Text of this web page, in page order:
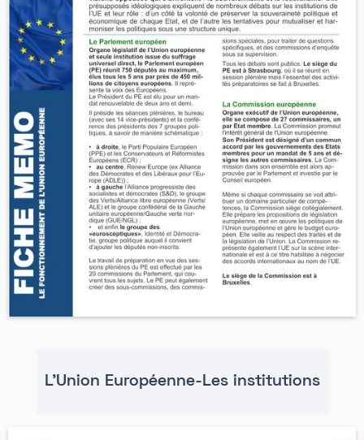
L'Union Européenne-Les institutions